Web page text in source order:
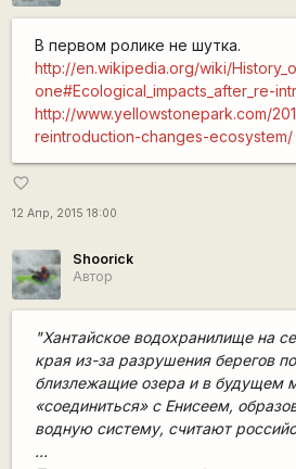
В первом ролике не шутка.
http://en.wikipedia.org/wiki/
one#Ecological_impacts_after_re-
http://www.yellowstonepark.com/
reintroduction-changes-ecosystem/
favorite_border
12 Апр, 2015 18:00
Shoorick
Автор
"Хантайское водохранилище на
края из-за разрушения берегов
близлежащие озера и в будущем
«соединиться» с Енисеем,
водную систему, считают
...